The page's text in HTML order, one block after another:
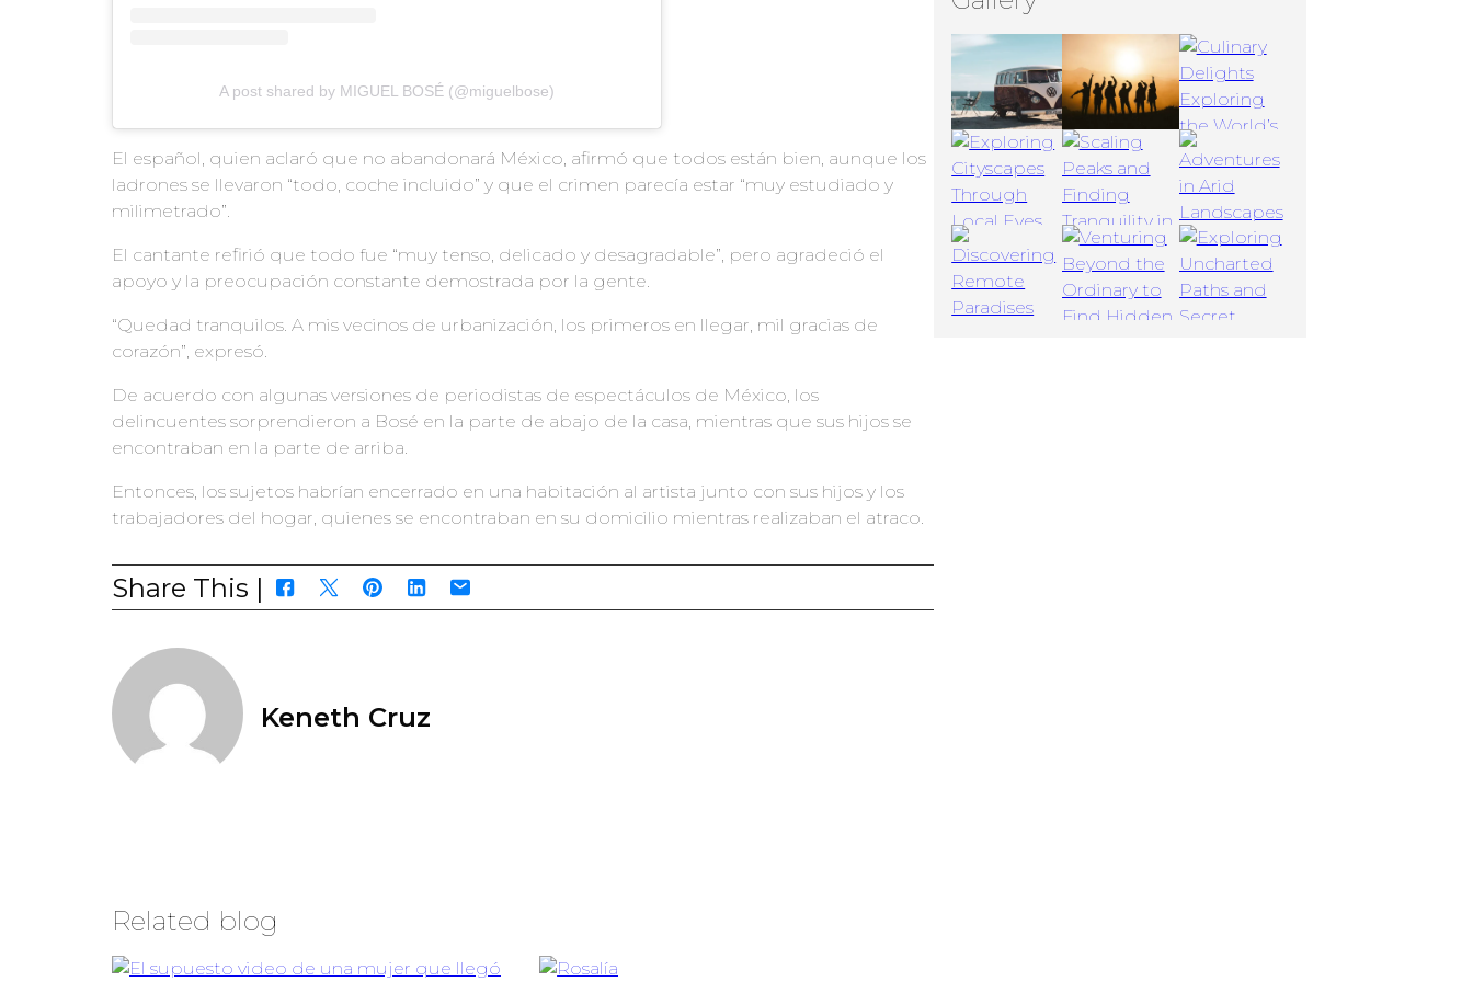
A post shared by MIGUEL BOSÉ (@miguelbose)
El español, quien aclaró que no abandonará México, afirmó que todos están bien, aunque los
ladrones se llevaron “todo, coche incluido” y que el crimen parecía estar “muy estudiado y
milimetrado”.
El cantante refirió que todo fue “muy tenso, delicado y desagradable”, pero agradeció el
apoyo y la preocupación constante demostrada por la gente.
“Quedad tranquilos. A mis vecinos de urbanización, los primeros en llegar, mil gracias de
corazón”, expresó.
De acuerdo con algunas versiones de periodistas de espectáculos de México, los
delincuentes sorprendieron a Bosé en la parte de abajo de la casa, mientras que sus hijos se
encontraban en la parte de arriba.
Entonces, los sujetos habrían encerrado en una habitación al artista junto con sus hijos y los
trabajadores del hogar, quienes se encontraban en su domicilio mientras realizaban el atraco.
Share This |
Keneth Cruz
Related blog